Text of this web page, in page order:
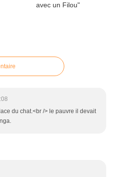
du chat.<br /> le pauvre il devait